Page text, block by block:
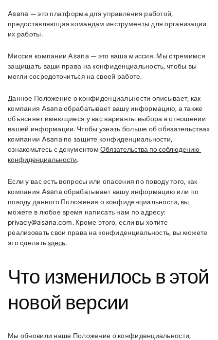
Asana — это платформа для управления работой,
предоставляющая командам инструменты для организации
их работы.
Миссия компании Asana — это ваша миссия. Мы стремимся
защищать ваши права на конфиденциальность, чтобы вы
могли сосредоточиться на своей работе.
Данное Положение о конфиденциальности описывает, как
компания Asana обрабатывает вашу информацию, а также
объясняет имеющиеся у вас варианты выбора в отношении
вашей информации. Чтобы узнать больше об обязательствах
компании Asana по защите конфиденциальности,
ознакомьтесь с документом Обязательства по соблюдению
конфиденциальности.
Если у вас есть вопросы или опасения по поводу того, как
компания Asana обрабатывает вашу информацию или по
поводу данного Положения о конфиденциальности, вы
можете в любое время написать нам по адресу:
privacy@asana.com. Кроме этого, если вы хотите
реализовать свои права на конфиденциальность, вы можете
это сделать здесь.
Что изменилось в этой
новой версии
Мы обновили наше Положение о конфиденциальности,